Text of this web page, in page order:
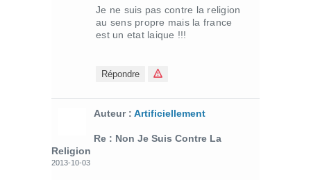
Je ne suis pas contre la religion
au sens propre mais la france
est un etat laique !!!
Répondre
Auteur : Artificiellement
Re : Non Je Suis Contre La
Religion
2013-10-03